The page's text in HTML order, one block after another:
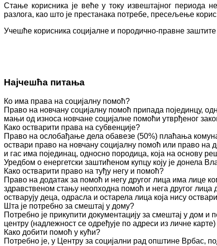
Стање корисника је веће у току извештајног периода
разлога, као што је престанака потребе, пресељење
Учешће корисника социјалне и породично-правне
Најчешћа питања
Ко има права на социјалну помоћ?
Право на новчану социјалну помоћ припада појединцу,
мањи од износа новчане социјалне помоћи утврђеног
Како остварити права на субвенције?
Право на ослобађање дела обавезе (50%) плаћања
оствари право на новчану социјалну помоћ или право на
и гас има појединац, односно породица, која на основу
Уредбом о енергетски заштићеном купцу коју је донела
Како остварити право на туђу негу и помоћ?
Право на додатак за помоћ и негу другог лица има лице
здравственом стању неопходна помоћ и нега другог
остварују деца, одрасла и остарела лица која нису
Шта је потребно за смештај у дому?
Потребно је прикупити документацију за смештај у дом
центру (надлежност се одређује по адреси из личне
Како добити помоћ у кући?
Потребно је, у Центру за социјални рад општине Врбас,